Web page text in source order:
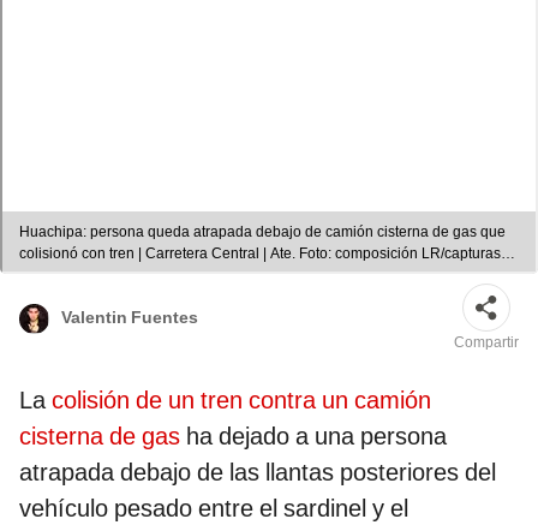
Huachipa: persona queda atrapada debajo de camión cisterna de gas que
colisionó con tren | Carretera Central | Ate. Foto: composición LR/capturas
de Facebook/Ruben Marchand
Valentin Fuentes
Compartir
Lacolisión de un tren contra un camión
cisterna de gas ha dejado a una persona
atrapada debajo de las llantas posteriores del
vehículo pesado entre el sardinel y el